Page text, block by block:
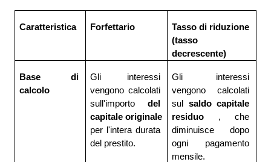
Caratteristica Forfettario
Tasso di riduzione
(tasso
decrescente)
Base di
calcolo
Gli interessi
vengono calcolati
sull'importo del
capitale originale
per l'intera durata
del prestito.
Gli interessi
vengono calcolati
sul saldo capitale
residuo , che
diminuisce dopo
ogni pagamento
mensile.